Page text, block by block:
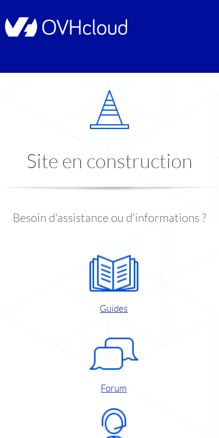
Site en construction
Besoin d'assistance ou d'informations ?
Guides
Forum